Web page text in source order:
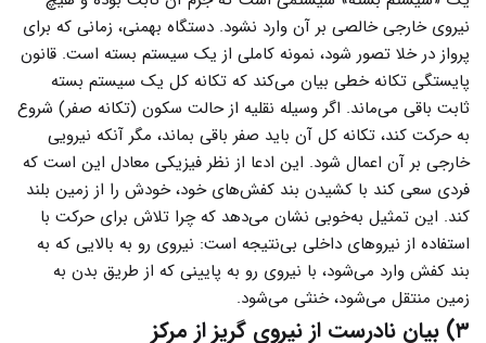
نیروی خارجی خالصی بر آن وارد نشود. دستگاه بهمنی، زمانی که برای
پرواز در خلا تصور شود، نمونه کاملی از یک سیستم بسته است. قانون
پایستگی تکانه خطی بیان می‌کند که تکانه کل یک سیستم بسته
ثابت باقی می‌ماند. اگر وسیله نقلیه از حالت سکون (تکانه صفر) شروع
به حرکت کند، تکانه کل آن باید صفر باقی بماند، مگر آنکه نیرویی
خارجی بر آن اعمال شود. این ادعا از نظر فیزیکی معادل این است که
فردی سعی کند با کشیدن بند کفش‌های خود، خودش را از زمین بلند
کند. این تمثیل به‌خوبی نشان می‌دهد که چرا تلاش برای حرکت با
استفاده از نیروهای داخلی بی‌نتیجه است: نیروی رو به بالایی که به
بند کفش وارد می‌شود، با نیروی رو به پایینی که از طریق بدن به
زمین منتقل می‌شود، خنثی می‌شود.
۳) بیان نادرست از نیروی گریز از مرکز